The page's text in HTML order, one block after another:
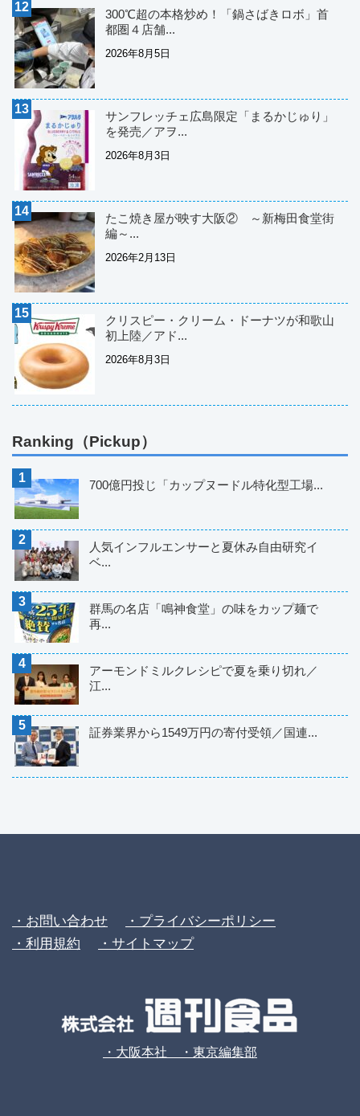
300℃超の本格炒め！「鍋さばきロボ」首
都圏４店舗...
2026年8月5日
サンフレッチェ広島限定「まるかじゅり」
を発売／アヲ...
2026年8月3日
たこ焼き屋が映す大阪② ～新梅田食堂街
編～...
2026年2月13日
クリスピー・クリーム・ドーナツが和歌山
初上陸／アド...
2026年8月3日
Ranking（Pickup）
700億円投じ「カップヌードル特化型工場...
人気インフルエンサーと夏休み自由研究イ
ベ...
群馬の名店「鳴神食堂」の味をカップ麺で
再...
アーモンドミルクレシピで夏を乗り切れ／
江...
証券業界から1549万円の寄付受領／国連...
・お問い合わせ
・プライバシーポリシー
・利用規約
・サイトマップ
・大阪本社 ・東京編集部